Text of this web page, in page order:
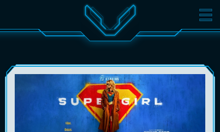
FILMID PILETID
V-KLUBI
KINKEKAARDID